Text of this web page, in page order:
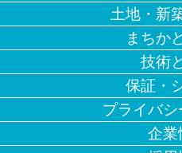
土地・新
まちか
技術
保証・
プライバ
企業